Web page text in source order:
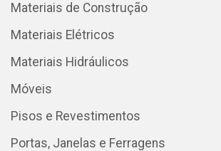
Materiais de Construção
Materiais Elétricos
Materiais Hidráulicos
Móveis
Pisos e Revestimentos
Portas, Janelas e Ferragens